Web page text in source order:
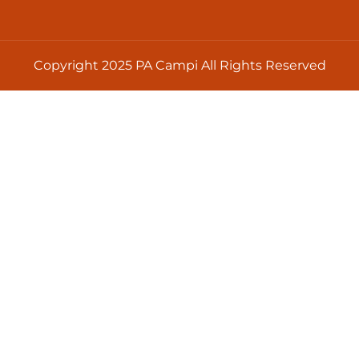
Copyright 2025 PA Campi All Rights Reserved